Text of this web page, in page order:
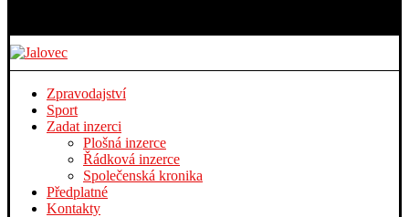
Zpravodajství
Sport
Zadat inzerci
Plošná inzerce
Řádková inzerce
Společenská kronika
Předplatné
Kontakty